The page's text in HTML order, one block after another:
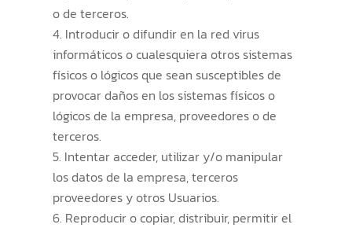
o de terceros.
Introducir o difundir en la red virus
informáticos o cualesquiera otros sistemas
físicos o lógicos que sean susceptibles de
provocar daños en los sistemas físicos o
lógicos de la empresa, proveedores o de
terceros.
Intentar acceder, utilizar y/o manipular
los datos de la empresa, terceros
proveedores y otros Usuarios.
Reproducir o copiar, distribuir, permitir el